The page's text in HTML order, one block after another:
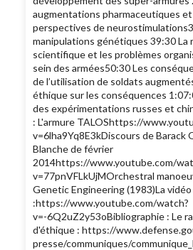
augmentations pharmaceutiques
perspectives de
manipulations génétiques 39:30
scientifique et les problèmes
sein des armées50:30 Les
de l’utilisation de soldats
éthique sur les conséquences
des expérimentations russes et
: L'armure TALOShttps://
v=6lha9Yq8E3kDiscours de Barack
Blanche de février
2014https://www.youtube.com/
v=77pnVFLkUjMOrchestral
Genetic Engineering (1983)La vidéo
:https://www.youtube.com/watch?
v=-6Q2uZ2y53oBibliographie : Le
d'éthique : https://
presse/communiques/